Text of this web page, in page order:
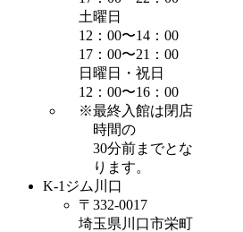
土曜日
12：00〜14：00
17：00〜21：00
日曜日・祝日
12：00〜16：00
※最終入館は閉店
時間の
30分前までとな
ります。
K-1ジム川口
〒332-0017
埼玉県川口市栄町